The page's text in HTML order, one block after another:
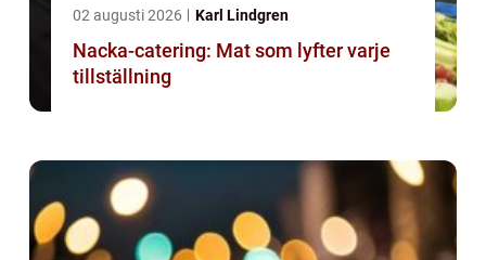
02 augusti 2026 Karl Lindgren
Nacka-catering: Mat som lyfter varje
tillställning